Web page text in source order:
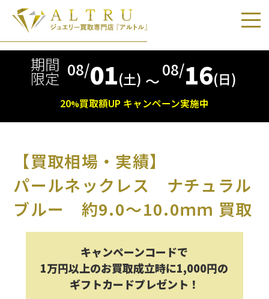
期間
限定 08/01(土) 〜
08/16(日)
20%買取額UP キャンペーン実施中
【買取相場・実績】
パールネックレス ナチュラル
ブルー 約9.0～10.0ｍｍ 買取
キャンペーンコードで
1万円以上のお買取成立時に1,000円の
ギフトカードプレゼント！